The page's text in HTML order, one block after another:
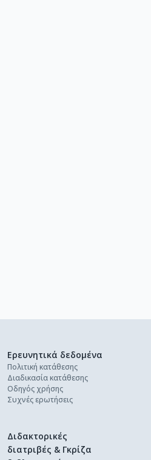
Ερευνητικά δεδομένα
Πολιτική κατάθεσης
Διαδικασία κατάθεσης
Οδηγός χρήσης
Συχνές ερωτήσεις
Διδακτορικές
διατριβές & Γκρίζα